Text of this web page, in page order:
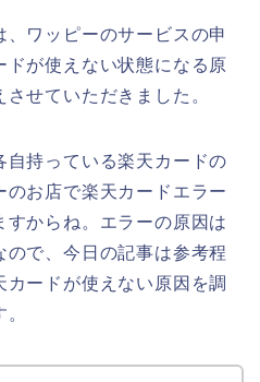
ワッピーのサービスの申
ドが使えない状態になる原
せていただきました。
持っている楽天カードの
お店で楽天カードエラー
からね。エラーの原因は
ので、今日の記事は参考程
ードが使えない原因を調